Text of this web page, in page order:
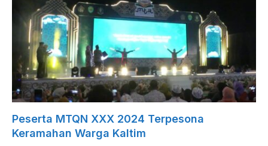
Peserta MTQN XXX 2024 Terpesona
Keramahan Warga Kaltim